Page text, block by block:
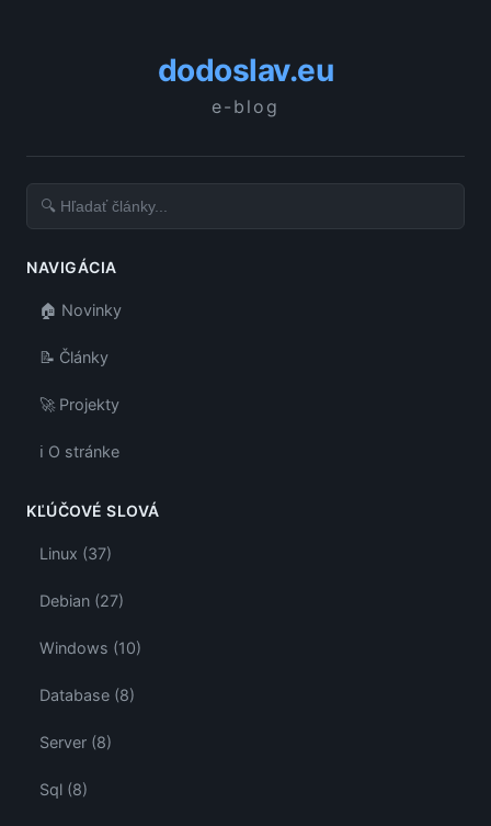
dodoslav.eu
e-blog
NAVIGÁCIA
🏠 Novinky
📝 Články
🚀 Projekty
ℹ️ O stránke
KĽÚČOVÉ SLOVÁ
Linux (37)
Debian (27)
Windows (10)
Database (8)
Server (8)
Sql (8)